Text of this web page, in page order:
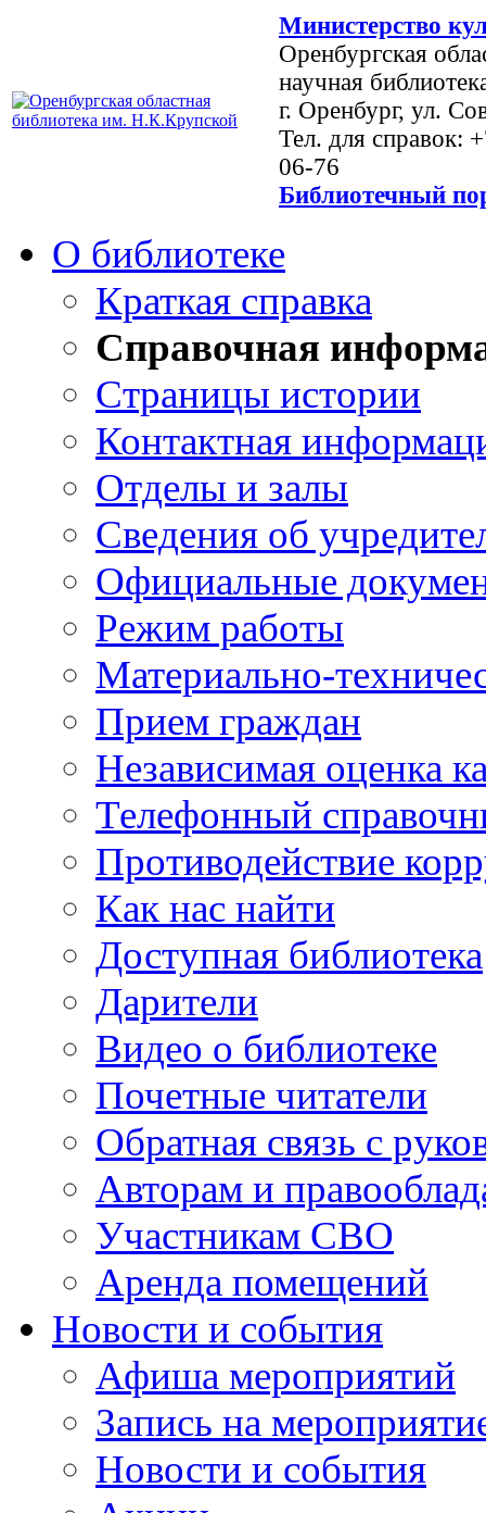
Министерство
Оренбургская
научная
г. Оренбург, ул.
Тел. для справок:
06-76
Библиотечный
О библиотеке
Краткая справка
Справочная
Страницы истории
Контактная
Отделы и залы
Сведения об
Официальные
Режим работы
Материально-
Прием граждан
Независимая оценка
Телефонный
Противодействие
Как нас найти
Доступная библиотека
Дарители
Видео о библиотеке
Почетные читатели
Обратная связь с
Авторам и
Участникам СВО
Аренда помещений
Новости и события
Афиша мероприятий
Запись на
Новости и события